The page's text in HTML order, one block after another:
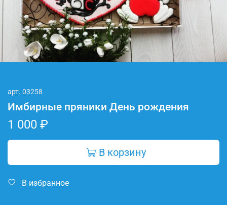
арт. 03258
Имбирные пряники День рождения
1 000 ₽
В корзину
В избранное